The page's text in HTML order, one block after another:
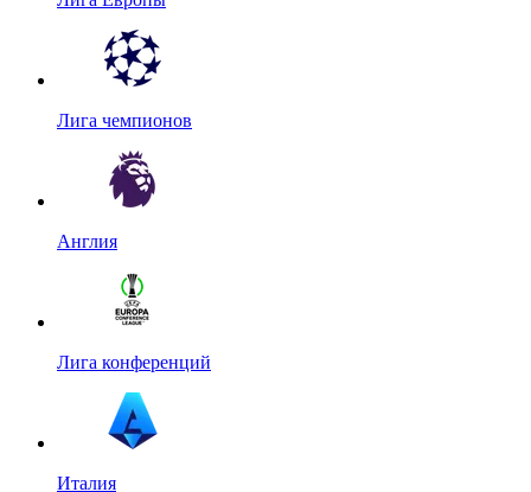
Лига чемпионов
Англия
Лига конференций
Италия